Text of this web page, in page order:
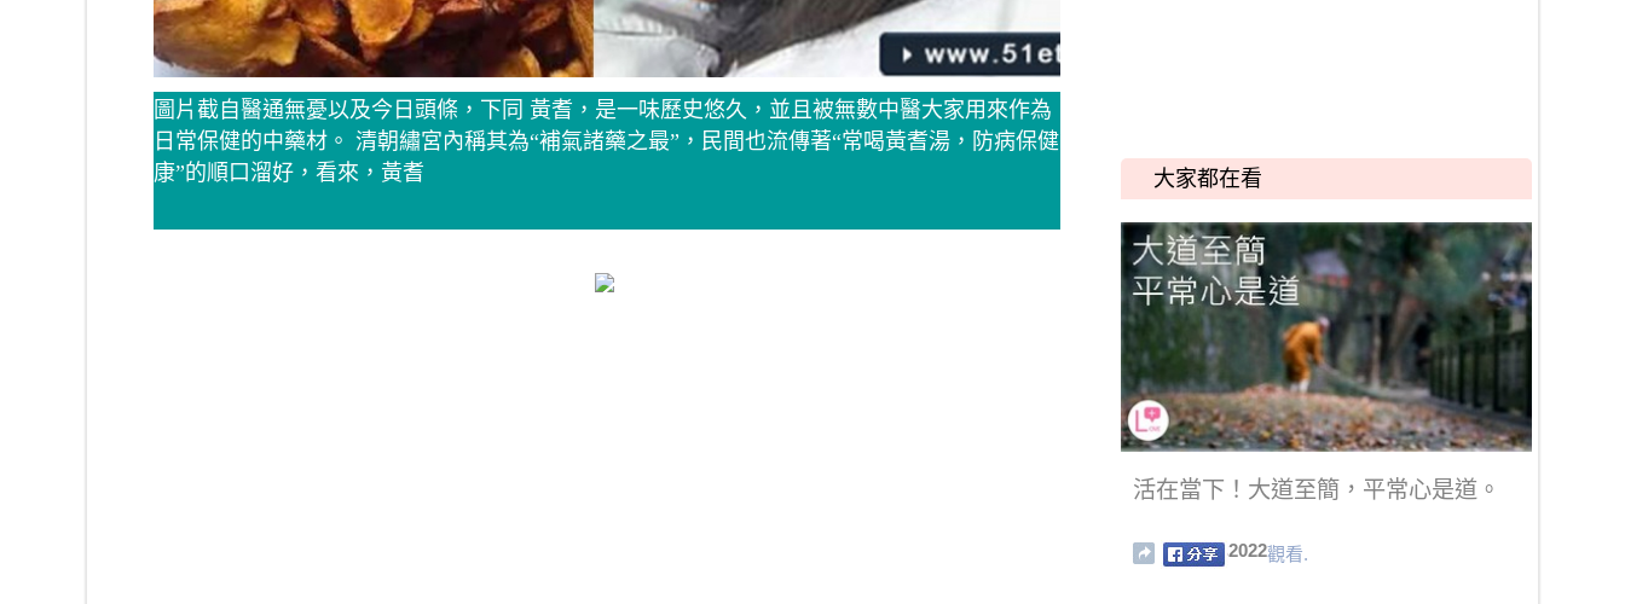
圖片截自醫通無憂以及今日頭條，下同 黃耆，是一味歷史悠久，並且被無數中醫大家用來作為
日常保健的中藥材。 清朝繡宮內稱其為“補氣諸藥之最”，民間也流傳著“常喝黃耆湯，防病保健
康”的順口溜好，看來，黃耆
大家都在看
活在當下！大道至簡，平常心是道。
2022觀看.